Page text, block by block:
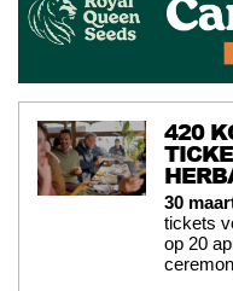
420
30
tickets
op 20